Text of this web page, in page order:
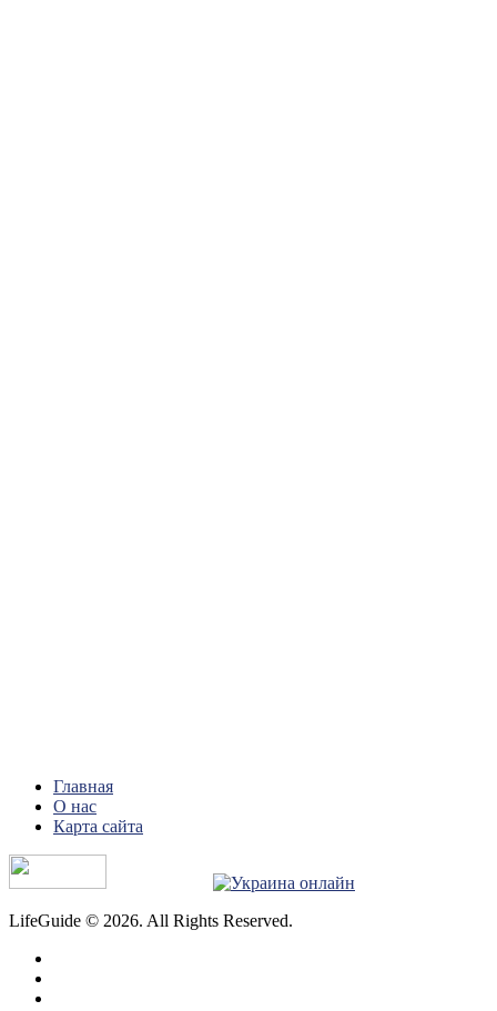
Главная
О нас
Карта сайта
LifeGuide © 2026. All Rights Reserved.